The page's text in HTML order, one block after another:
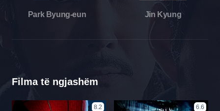
Park Byung-eun Jin Kyung
Filma të ngjashëm
8.2 6.6